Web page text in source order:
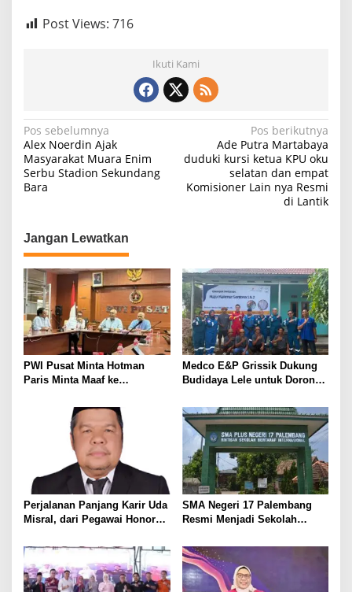
Post Views: 716
Ikuti Kami
N
a
v
a
s
i
p
o
s
Pos sebelumnya
Alex Noerdin Ajak
Masyarakat Muara Enim
Serbu Stadion Sekundang
Bara
Pos berikutnya
Ade Putra Martabaya
duduki kursi ketua KPU oku
selatan dan empat
Komisioner Lain nya Resmi
di Lantik
Jangan Lewatkan
PWI Pusat Minta Hotman
Paris Minta Maaf ke
Pers Harus Dihormati
Medco E&P Grissik Dukung
Budidaya Lele untuk Dorong
Masyarakat
Perjalanan Panjang Karir Uda
Misral, dari Pegawai Honorer
Karir Jabatan Struktural
Eselon III
SMA Negeri 17 Palembang
Resmi Menjadi Sekolah